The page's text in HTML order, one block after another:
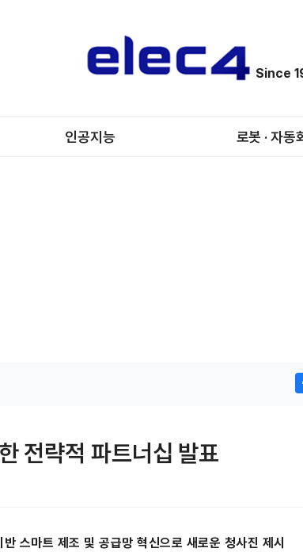
Since
인공지능 로봇 · 자동
전략적 파트너십 발표
스마트 제조 및 공급망 혁신으로 새로운 청사진 제시